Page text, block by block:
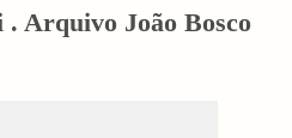
. Arquivo João Bosco